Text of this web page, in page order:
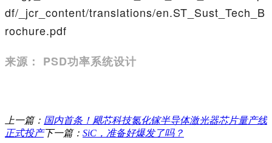
df/_jcr_content/translations/en.ST_Sust_Tech_B
rochure.pdf
来源： PSD功率系统设计
上一篇： 国内首条！飓芯科技氮化镓半导体激光器芯片量产线
正式投产下一篇： SiC，准备好爆发了吗？